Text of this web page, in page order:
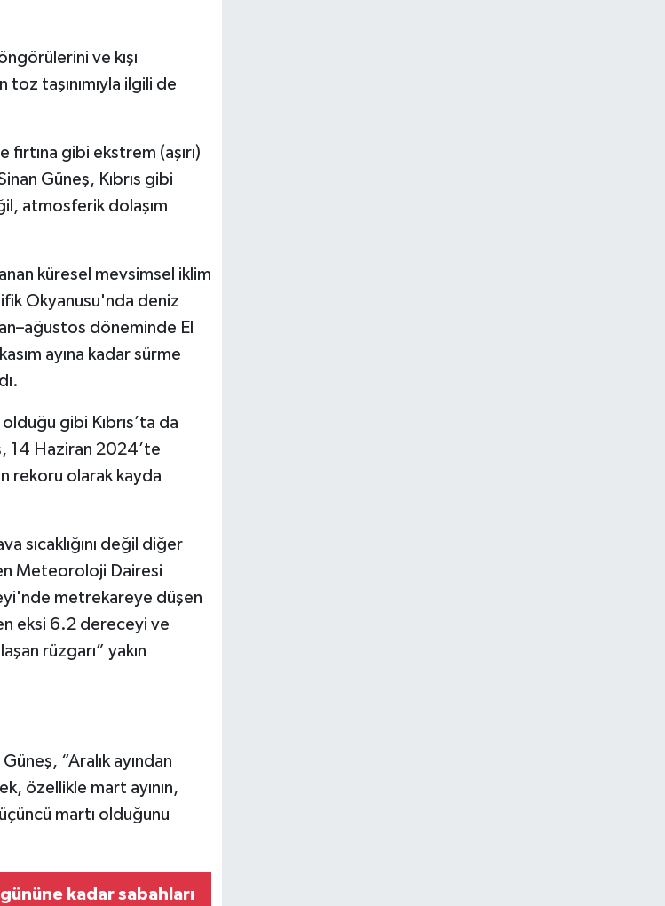
ve kışı
toz taşınımıyla ilgili de
fırtına gibi ekstrem (aşırı)
Güneş, Kıbrıs gibi
atmosferik dolaşım
küresel mevsimsel iklim
Okyanusu'nda deniz
döneminde El
ayına kadar sürme
gibi Kıbrıs’ta da
14 Haziran 2024’te
rekoru olarak kayda
sıcaklığını değil diğer
Meteoroloji Dairesi
metrekareye düşen
eksi 6.2 dereceyi ve
rüzgarı” yakın
“Aralık ayından
özellikle mart ayının,
martı olduğunu
kadar sabahları